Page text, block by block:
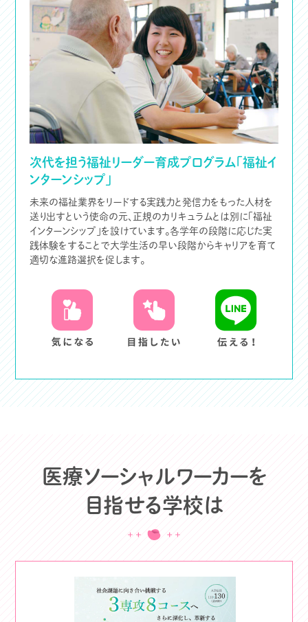
次代を担う福祉リーダー育成プログラム「福祉イ
ンターンシップ」
未来の福祉業界をリードする実践力と発信力をもった人材を
送り出すという使命の元、正規のカリキュラムとは別に「福祉
インターンシップ」を設けています。各学年の段階に応じた実
践体験をすることで大学生活の早い段階からキャリアを育て
適切な進路選択を促します。
医療ソーシャルワーカーを
目指せる学校は